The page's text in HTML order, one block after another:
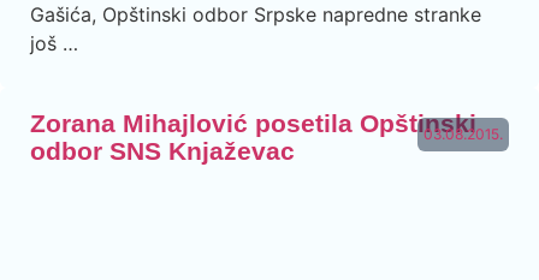
Gašića, Opštinski odbor Srpske napredne stranke
još …
03.08.2015.
Zorana Mihajlović posetila Opštinski
odbor SNS Knjaževac